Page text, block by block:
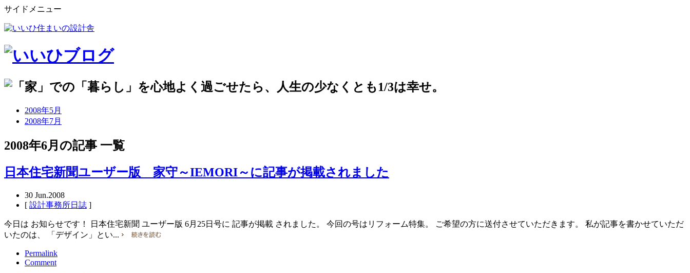
サイドメニュー
2008年5月
2008年7月
2008年6月の記事 一覧
日本住宅新聞ユーザー版 家守～IEMORI～に記事が掲載されました
30 Jun.2008
[ 設計事務所日誌 ]
今日は お知らせです！ 日本住宅新聞 ユーザー版 6月25日号に 記事が掲載 されました。 今回の号はリフォーム特集。 ご希望の方に送付させていただきます。 私が記事を書かせていただ
いたのは、 「デザイン」とい...
Permalink
Comment